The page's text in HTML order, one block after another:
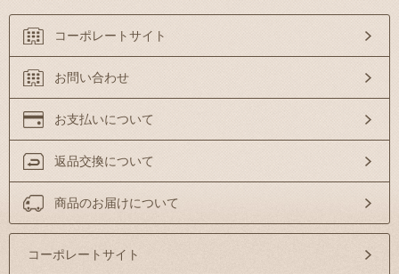
コーポレートサイト
お問い合わせ
お支払いについて
返品交換について
商品のお届けについて
コーポレートサイト